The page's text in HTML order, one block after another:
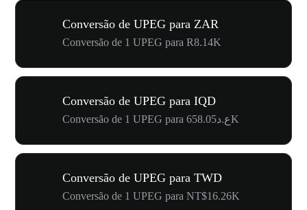
Conversão de UPEG para ZAR
Conversão de 1 UPEG para R8.14K
Conversão de UPEG para IQD
Conversão de 1 UPEG para ع.د658.05K
Conversão de UPEG para TWD
Conversão de 1 UPEG para NT$16.26K